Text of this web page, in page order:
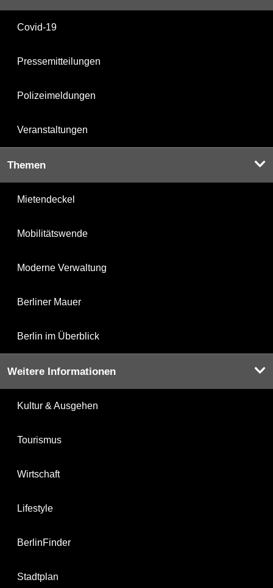
Covid-19
Pressemitteilungen
Polizeimeldungen
Veranstaltungen
Themen
Mietendeckel
Mobilitätswende
Moderne Verwaltung
Berliner Mauer
Berlin im Überblick
Weitere Informationen
Kultur & Ausgehen
Tourismus
Wirtschaft
Lifestyle
BerlinFinder
Stadtplan